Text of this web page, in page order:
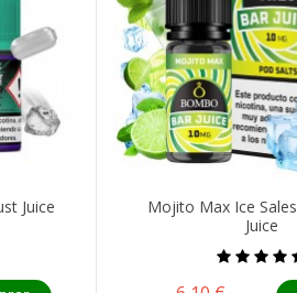
Juice
Mojito Max Ice
Juice